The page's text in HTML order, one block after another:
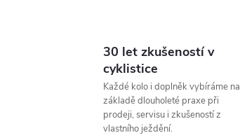
30 let zkušeností v
cyklistice
Každé kolo i doplněk vybíráme na
základě dlouholeté praxe při
prodeji, servisu i zkušeností z
vlastního ježdění.